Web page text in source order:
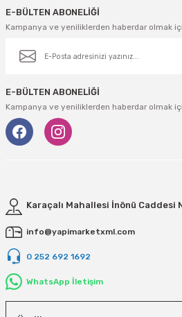
E-BÜLTEN ABONELİĞİ
Kampanya ve yeniliklerden haberdar olmak
E-BÜLTEN ABONELİĞİ
Kampanya ve yeniliklerden haberdar olmak
Karaçalı Mahallesi İnönü Caddesi
info@yapimarketxml.com
0 252 692 1692
WhatsApp İletişim